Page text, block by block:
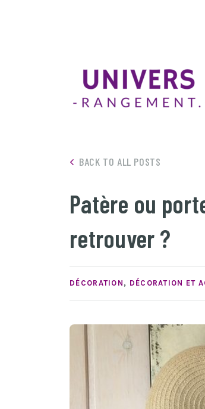
BACK TO ALL POSTS
Patère ou
retrouver ?
DÉCORATION , DÉCORATION ET